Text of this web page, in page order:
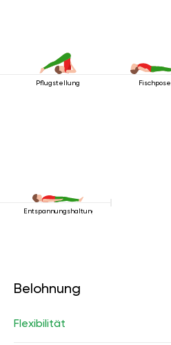
Pflugstellung Fischpose
Entspannungshaltung
Belohnung
Flexibilität